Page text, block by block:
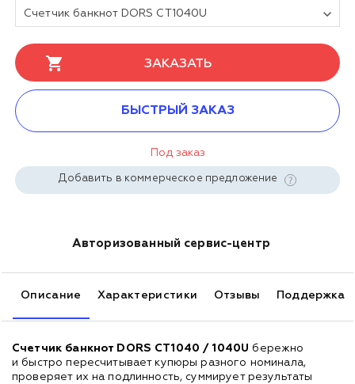
Счетчик банкнот DORS CT1040U
ЗАКАЗАТЬ
БЫСТРЫЙ ЗАКАЗ
Под заказ
Добавить в коммерческое предложение
Авторизованный сервис-центр
Описание Характеристики Отзывы Поддержка
Счетчик банкнот DORS CT1040 / 1040U бережно
и быстро пересчитывает купюры разного номинала,
проверяет их на подлинность, суммирует результаты